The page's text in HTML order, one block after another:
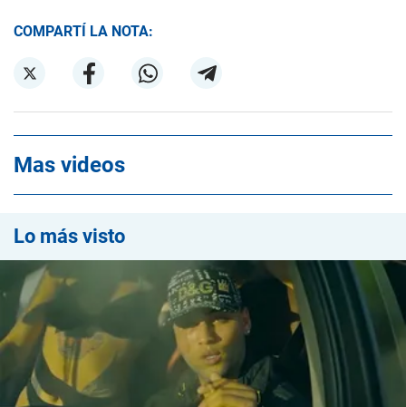
COMPARTÍ LA NOTA:
Mas videos
Lo más visto